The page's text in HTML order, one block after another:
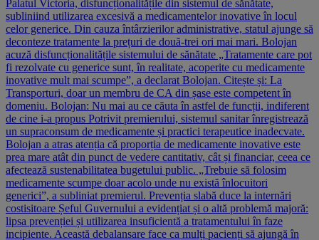
Palatul Victoria, disfuncționalitățile din sistemul de sănătate,
subliniind utilizarea excesivă a medicamentelor inovative în locul
celor generice. Din cauza întârzierilor administrative, statul ajunge să
deconteze tratamente la prețuri de două-trei ori mai mari. Bolojan
acuză disfuncționalitățile sistemului de sănătate „Tratamente care pot
fi rezolvate cu generice sunt, în realitate, acoperite cu medicamente
inovative mult mai scumpe”, a declarat Bolojan. Citește și: La
Transporturi, doar un membru de CA din șase este competent în
domeniu. Bolojan: Nu mai au ce căuta în astfel de funcții, indiferent
de cine i-a propus Potrivit premierului, sistemul sanitar înregistrează
un supraconsum de medicamente și practici terapeutice inadecvate.
Bolojan a atras atenția că proporția de medicamente inovative este
prea mare atât din punct de vedere cantitativ, cât și financiar, ceea ce
afectează sustenabilitatea bugetului public. „Trebuie să folosim
medicamente scumpe doar acolo unde nu există înlocuitori
generici”, a subliniat premierul. Prevenția slabă duce la internări
costisitoare Șeful Guvernului a evidențiat și o altă problemă majoră:
lipsa prevenției și utilizarea insuficientă a tratamentului în faze
incipiente. Această debalansare face ca mulți pacienți să ajungă în